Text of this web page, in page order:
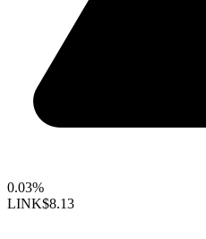
0.03%
LINK$8.13